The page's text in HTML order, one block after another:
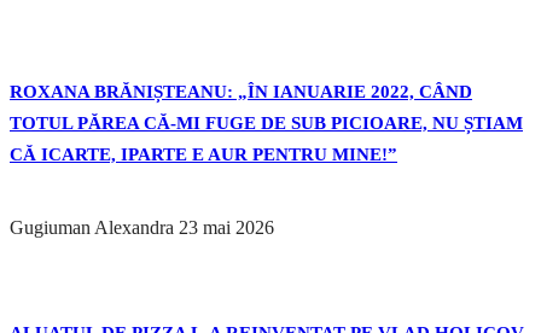
ROXANA BRĂNIȘTEANU: „ÎN IANUARIE 2022, CÂND
TOTUL PĂREA CĂ-MI FUGE DE SUB PICIOARE, NU ȘTIAM
CĂ ICARTE, IPARTE E AUR PENTRU MINE!”
Gugiuman Alexandra 23 mai 2026